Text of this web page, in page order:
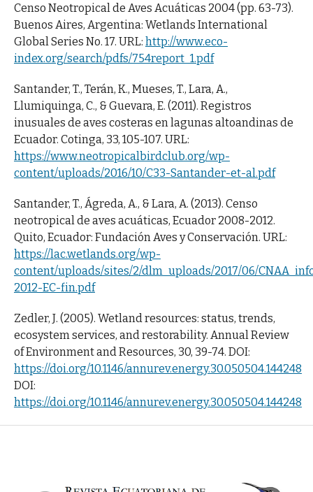
Censo Neotropical de Aves Acuáticas 2004 (pp. 63-73).
Buenos Aires, Argentina: Wetlands International
Global Series No. 17. URL: http://www.eco-
index.org/search/pdfs/754report_1.pdf
Santander, T., Terán, K., Mueses, T., Lara, A.,
Llumiquinga, C., & Guevara, E. (2011). Registros
inusuales de aves costeras en lagunas altoandinas de
Ecuador. Cotinga, 33, 105-107. URL:
https://www.neotropicalbirdclub.org/wp-
content/uploads/2016/10/C33-Santander-et-al.pdf
Santander, T., Ágreda, A., & Lara, A. (2013). Censo
neotropical de aves acuáticas, Ecuador 2008-2012.
Quito, Ecuador: Fundación Aves y Conservación. URL:
https://lac.wetlands.org/wp-
content/uploads/sites/2/dlm_uploads/2017/06/
2012-EC-fin.pdf
Zedler, J. (2005). Wetland resources: status, trends,
ecosystem services, and restorability. Annual Review
of Environment and Resources, 30, 39-74. DOI:
https://doi.org/10.1146/annurev.energy.30.050504.144248
DOI:
https://doi.org/10.1146/annurev.energy.30.050504.144248